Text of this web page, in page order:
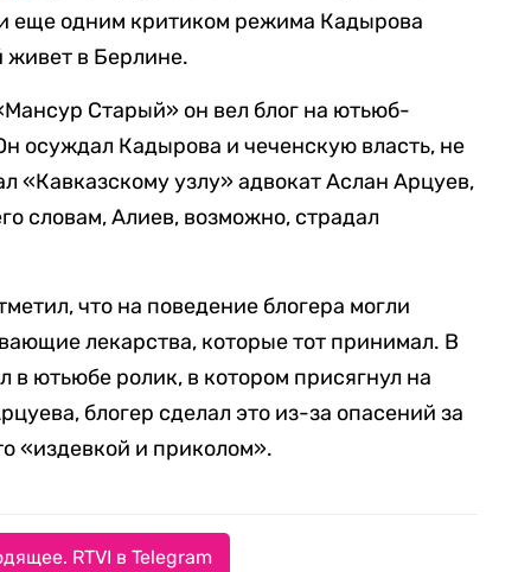
еще одним критиком режима Кадырова
в Берлине.
Старый» он вел блог на ютьюб-
осуждал Кадырова и чеченскую власть, не
«Кавказскому узлу» адвокат Аслан Арцуев,
словам, Алиев, возможно, страдал
что на поведение блогера могли
лекарства, которые тот принимал. В
в ютьюбе ролик, в котором присягнул на
блогер сделал это из-за опасений за
«издевкой и приколом».
RTVI в Telegram